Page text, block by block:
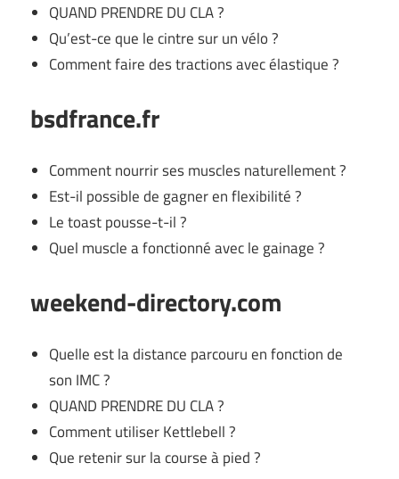
QUAND PRENDRE DU CLA ?
Qu’est-ce que le cintre sur un vélo ?
Comment faire des tractions avec élastique ?
bsdfrance.fr
Comment nourrir ses muscles naturellement ?
Est-il possible de gagner en flexibilité ?
Le toast pousse-t-il ?
Quel muscle a fonctionné avec le gainage ?
weekend-directory.com
Quelle est la distance parcouru en fonction de
son IMC ?
QUAND PRENDRE DU CLA ?
Comment utiliser Kettlebell ?
Que retenir sur la course à pied ?